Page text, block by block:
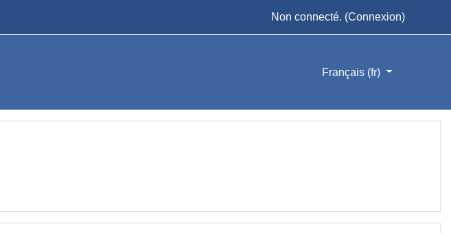
Non connecté. (Connexion)
Français ‎(fr)‎